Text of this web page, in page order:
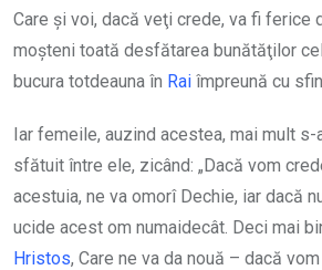
Care şi voi, dacă veţi crede, va fi ferice
moşteni toată desfătarea bunătăţilor
bucura totdeauna în Rai împreună cu
Iar femeile, auzind acestea, mai mult
sfătuit între ele, zicând: „Dacă vom
acestuia, ne va omorî Dechie, iar dacă
ucide acest om numaidecât. Deci mai
Hristos, Care ne va da nouă – dacă